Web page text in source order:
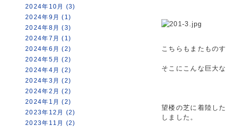
2024年10月 (3)
2024年9月 (1)
2024年8月 (3)
2024年7月 (1)
2024年6月 (2)
2024年5月 (2)
2024年4月 (2)
2024年3月 (2)
2024年2月 (2)
2024年1月 (2)
2023年12月 (2)
2023年11月 (2)
こちらもまたもの
そこにこんな巨大
望楼の芝に着陸し
しました。